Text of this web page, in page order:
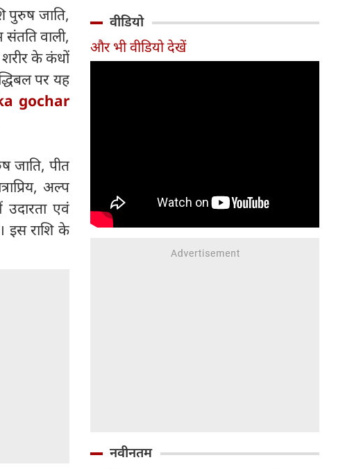
पुरुष जाति,
संतति वाली,
शरीर के कंधों
पर यह
gochar
जाति, पीत
अल्प
एवं
इस राशि के
मंगल का यह गोचर अत्यंत
शक्तिशाली और शुभ फलदायी माना
जा रहा है।
बदलाव देखने को मिलेंगे और उनके
लिए लाभ के योग बनेंगे।
वीडियो
और भी वीडियो देखें
नवीनतम